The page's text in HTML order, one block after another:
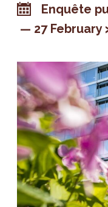
Enquête
27 February